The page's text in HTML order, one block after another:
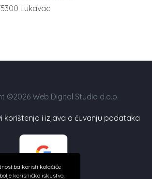
Lukavac
©2026 Web Digital Studio d.o.o.
korištenja i izjava o čuvanju podataka
koristi kolačiće
korisničko iskustvo,